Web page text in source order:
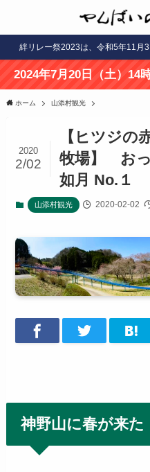
絆リレー祭2023は、令和5年11月
20日（土）14時半～ 野村
ホーム 山添村観光
【ヒツジの
牧場】 お
如月 No.１
2020
2/02
山添村観光 2020-02-02
神野山に春が来た